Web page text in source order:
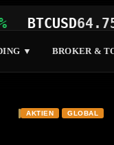
64.754,10
▼ BROKER &
AKTIEN GLOBAL